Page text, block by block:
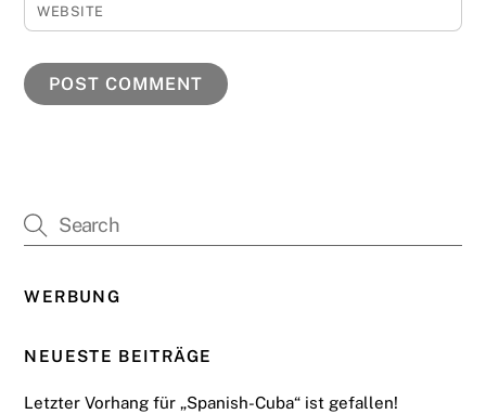
WEBSITE
WERBUNG
NEUESTE BEITRÄGE
Letzter Vorhang für „Spanish-Cuba“ ist gefallen!